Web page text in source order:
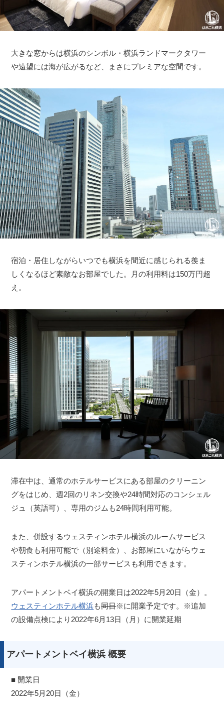
大きな窓からは横浜のシンボル・横浜ランドマークタワー
や遠望には海が広がるなど、まさにプレミアな空間です。
宿泊・居住しながらいつでも横浜を間近に感じられる羨ま
しくなるほど素敵なお部屋でした。月の利用料は150万円超
え。
滞在中は、通常のホテルサービスにある部屋のクリーニン
グをはじめ、週2回のリネン交換や24時間対応のコンシェル
ジュ（英語可）、専用のジムも24時間利用可能。
また、併設するウェスティンホテル横浜のルームサービス
や朝食も利用可能で（別途料金）、お部屋にいながらウェ
スティンホテル横浜の一部サービスも利用できます。
アパートメントベイ横浜の開業日は2022年5月20日（金）。
ウェスティンホテル横浜も同日※に開業予定です。※追加
の設備点検により2022年6月13日（月）に開業延期
アパートメントベイ横浜 概要
■ 開業日
2022年5月20日（金）